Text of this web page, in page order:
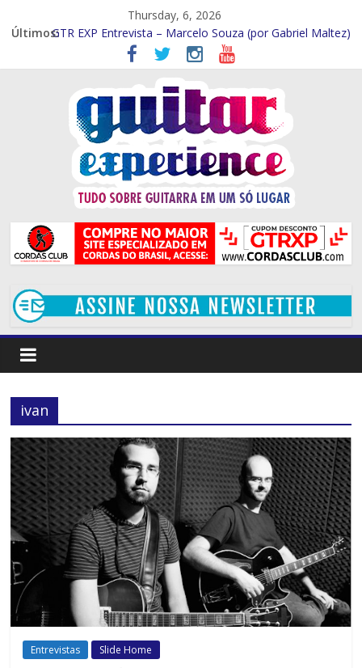
Thursday, 6, 2026
Últimos:GTR EXP Entrevista – Marcelo Souza (por Gabriel Maltez)
GTR EXP – Entrevista Rod Rodrigues (Por Rafael Ferraz)
GTR EXP Entrevista – Mithi Garcia (Por Rafael Ferraz)
Entrevista – Kiko Shred (Por Gabriel Maltez)
Entrevista Frank Solari (por Gabriel Maltez)
ivan
Entrevistas Slide Home